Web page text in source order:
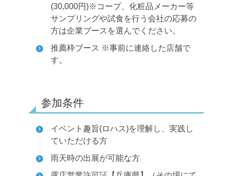
(30,000円)※コープ、化粧品メーカー等
サンプリングや試食を行う会社の応募の
方は企業ブースを選んでください。
推薦枠ブース ※事前に連絡した店舗で
す。
参加条件
イベント趣旨(ロハス)を理解し、実践し
ていただける方
雨天時の出展が可能な方